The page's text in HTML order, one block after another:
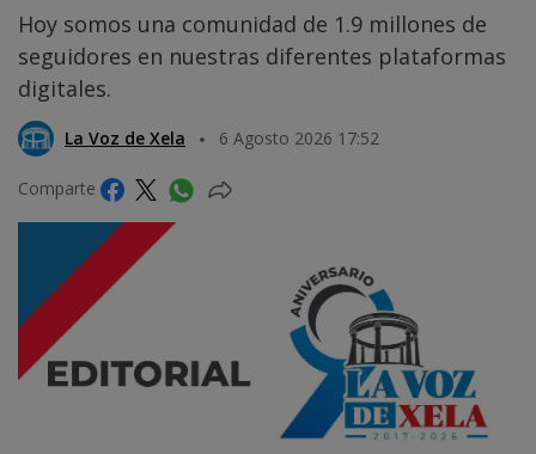
Hoy somos una comunidad de 1.9 millones de
seguidores en nuestras diferentes plataformas
digitales.
La Voz de Xela 6 Agosto 2026 17:52
Comparte